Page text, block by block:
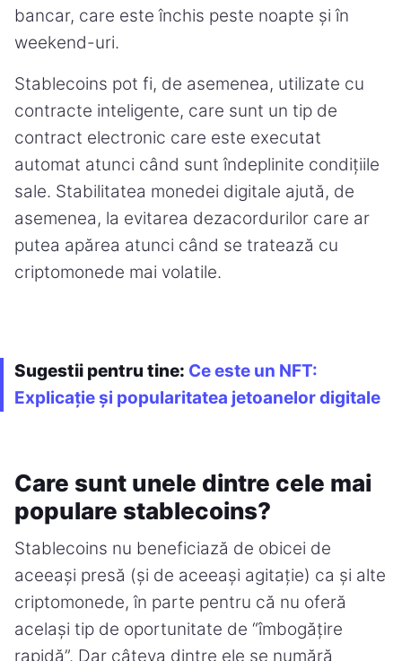
bancar, care este închis peste noapte și în
weekend-uri.
Stablecoins pot fi, de asemenea, utilizate cu
contracte inteligente, care sunt un tip de
contract electronic care este executat
automat atunci când sunt îndeplinite condițiile
sale. Stabilitatea monedei digitale ajută, de
asemenea, la evitarea dezacordurilor care ar
putea apărea atunci când se tratează cu
criptomonede mai volatile.
Sugestii pentru tine: Ce este un NFT:
Explicație și popularitatea jetoanelor digitale
Care sunt unele dintre cele mai
populare stablecoins?
Stablecoins nu beneficiază de obicei de
aceeași presă (și de aceeași agitație) ca și alte
criptomonede, în parte pentru că nu oferă
același tip de oportunitate de “îmbogățire
rapidă”. Dar câteva dintre ele se numără